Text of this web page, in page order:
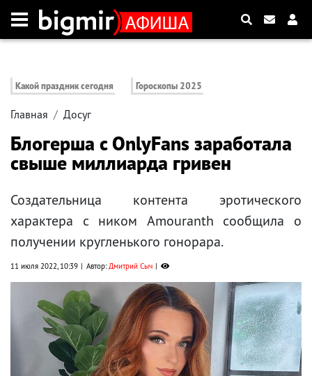
Какой праздник сегодня Гороскопы 2025
Главная Досуг
Блогерша с OnlyFans заработала
свыше миллиарда гривен
Создательница контента эротического
характера с ником Amouranth сообщила о
получении кругленького гонорара.
11 июля 2022, 10:39 Автор:Дмитрий Сыч